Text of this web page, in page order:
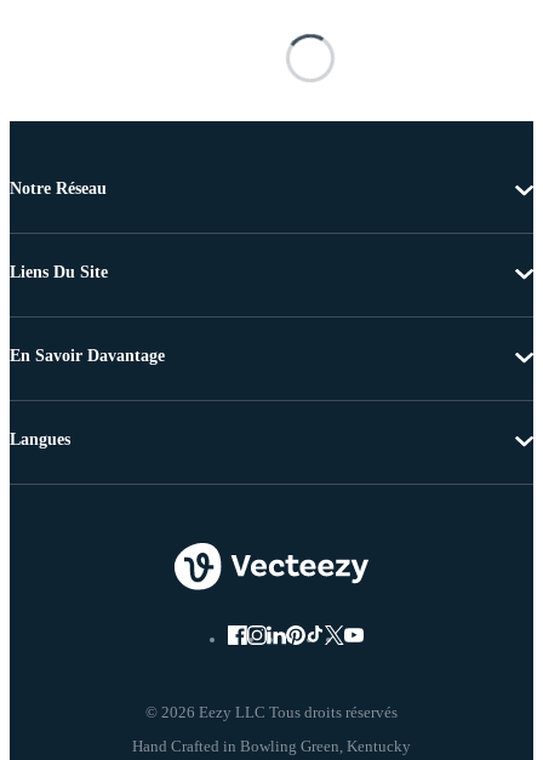
Notre Réseau
Liens Du Site
En Savoir Davantage
© 2026 Eezy LLC Tous droits réservés
Langues